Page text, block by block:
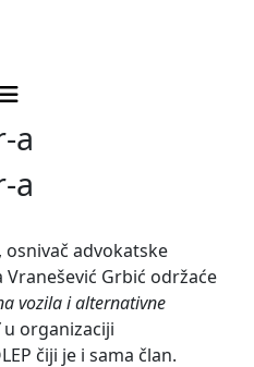
a
a
osnivač advokatske
Grbić održaće
vozila i alternativne
u organizaciji
čiji je i sama član.